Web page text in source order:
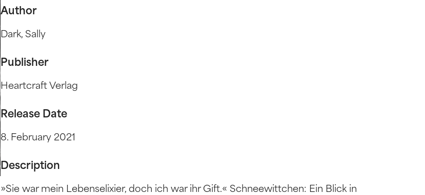
Author
Dark, Sally
Publisher
Heartcraft Verlag
Release Date
8. February 2021
Description
»Sie war mein Lebenselixier, doch ich war ihr Gift.« Schneewittchen: Ein Blick in